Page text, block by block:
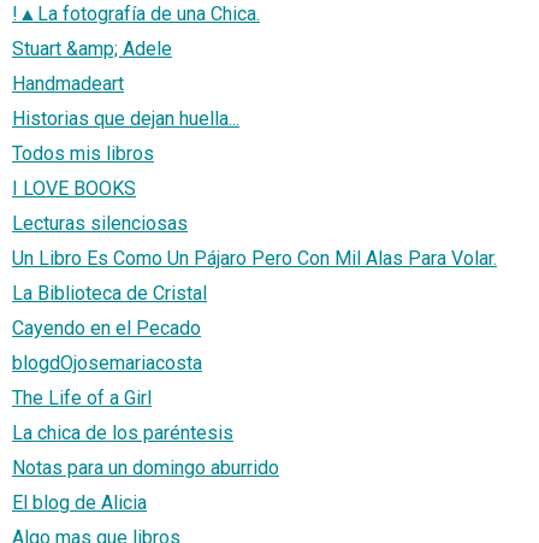
!▲La fotografía de una Chica.
Stuart &amp; Adele
Handmadeart
Historias que dejan huella...
Todos mis libros
I LOVE BOOKS
Lecturas silenciosas
Un Libro Es Como Un Pájaro Pero Con Mil Alas Para Volar.
La Biblioteca de Cristal
Cayendo en el Pecado
blogdOjosemariacosta
The Life of a Girl
La chica de los paréntesis
Notas para un domingo aburrido
El blog de Alicia
Algo mas que libros